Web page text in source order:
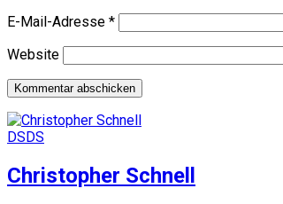
E-Mail-Adresse *
Website
DSDS
Christopher Schnell